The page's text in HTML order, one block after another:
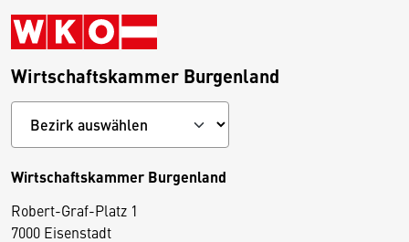
Wirtschaftskammer Burgenland
Wirtschaftskammer Burgenland
Robert-Graf-Platz 1
7000 Eisenstadt